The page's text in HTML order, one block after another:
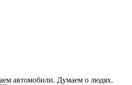
автомобили. Думаем о людях.